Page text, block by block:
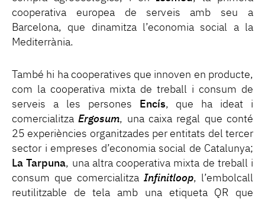
cooperativa europea de serveis amb seu a
Barcelona, que dinamitza l’economia social a la
Mediterrània.
També hi ha cooperatives que innoven en producte,
com la cooperativa mixta de treball i consum de
serveis a les persones
Encís, que ha ideat i
comercialitzaErgosum, una caixa regal que conté
25 experiències organitzades per entitats del tercer
sector i empreses d’economia social de Catalunya;
La Tarpuna, una altra cooperativa mixta de treball i
consum que comercialitza Infinitloop, l’embolcall
reutilitzable de tela amb una etiqueta QR que